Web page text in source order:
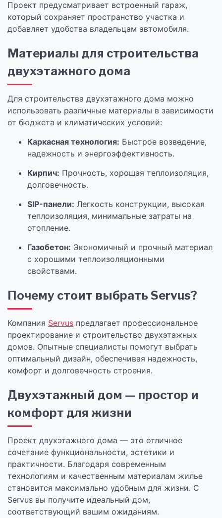
Проект предусматривает встроенный гараж,
который сохраняет пространство участка и
добавляет удобства владельцам автомобиля.
Материалы для строительства
двухэтажного дома
Для строительства двухэтажного дома можно
использовать различные материалы в зависимости
от бюджета и климатических условий:
Каркасная технология: Быстрое возведение,
надежность и энергоэффективность.
Кирпич: Прочность, хорошая теплоизоляция,
долговечность.
SIP-панели: Легкость конструкции, высокая
теплоизоляция, минимальные затраты на
отопление.
Газобетон: Экономичный и прочный материал
с хорошими теплоизоляционными
свойствами.
Почему стоит выбрать Servus?
Компания Servus предлагает профессиональное
проектирование и строительство двухэтажных
домов. Опытные специалисты помогут выбрать
оптимальный дизайн, обеспечивая надежность,
комфорт и долговечность строения.
Двухэтажный дом — простор и
комфорт для жизни
Проект двухэтажного дома — это отличное
сочетание функциональности, эстетики и
практичности. Благодаря современным
технологиям и качественным материалам жилье
становится максимально удобным для жизни. С
Servus вы получите идеальный дом,
соответствующий вашим ожиданиям.